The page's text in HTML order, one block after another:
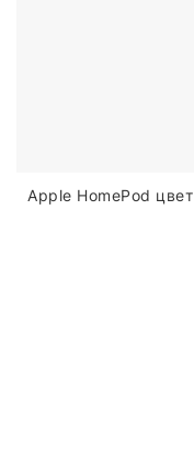
Apple HomePod цвет